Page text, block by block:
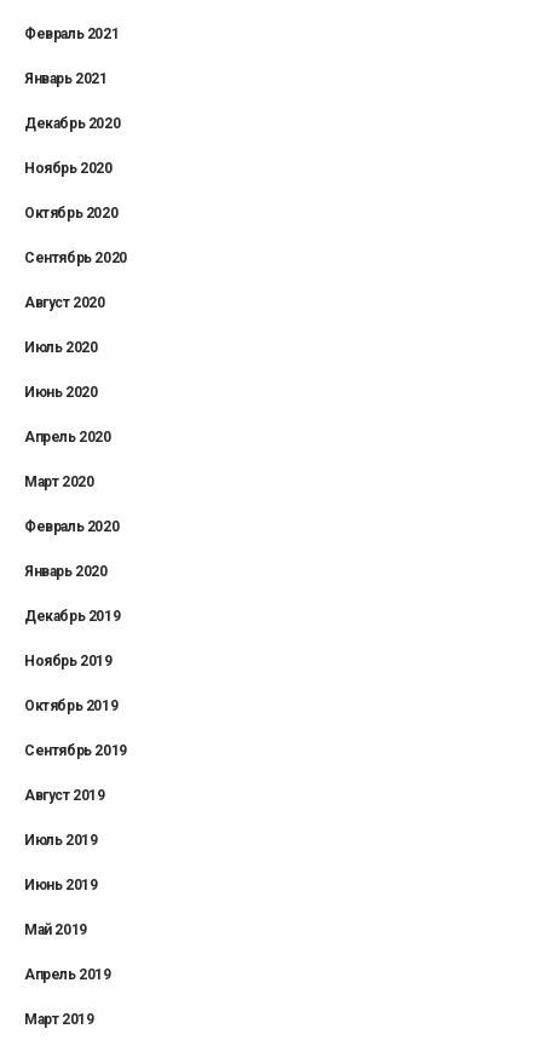
Февраль 2021
Январь 2021
Декабрь 2020
Ноябрь 2020
Октябрь 2020
Сентябрь 2020
Август 2020
Июль 2020
Июнь 2020
Апрель 2020
Март 2020
Февраль 2020
Январь 2020
Декабрь 2019
Ноябрь 2019
Октябрь 2019
Сентябрь 2019
Август 2019
Июль 2019
Июнь 2019
Май 2019
Апрель 2019
Март 2019